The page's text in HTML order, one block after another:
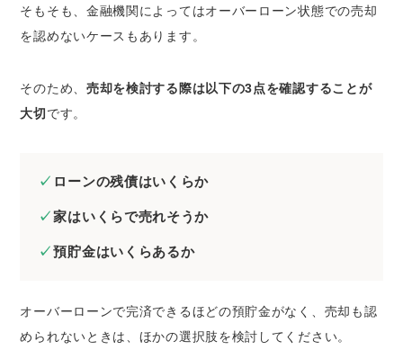
そもそも、金融機関によってはオーバーローン状態での売却
を認めないケースもあります。
そのため、 売却を検討する際は以下の3点を確認することが
大切です。
ローンの残債はいくらか
家はいくらで売れそうか
預貯金はいくらあるか
オーバーローンで完済できるほどの預貯金がなく、売却も認
められないときは、ほかの選択肢を検討してください。